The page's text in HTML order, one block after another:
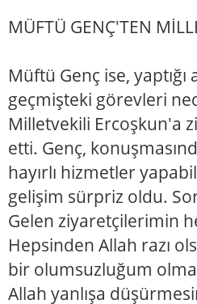
MÜFTÜ GENÇ'TEN
Müftü Genç ise,
geçmişteki görevleri
Milletvekili Ercoşkun'a
etti. Genç,
hayırlı hizmetler
gelişim sürpriz oldu.
Gelen ziyaretçilerimin
Hepsinden Allah razı
bir olumsuzluğum
Allah yanlışa